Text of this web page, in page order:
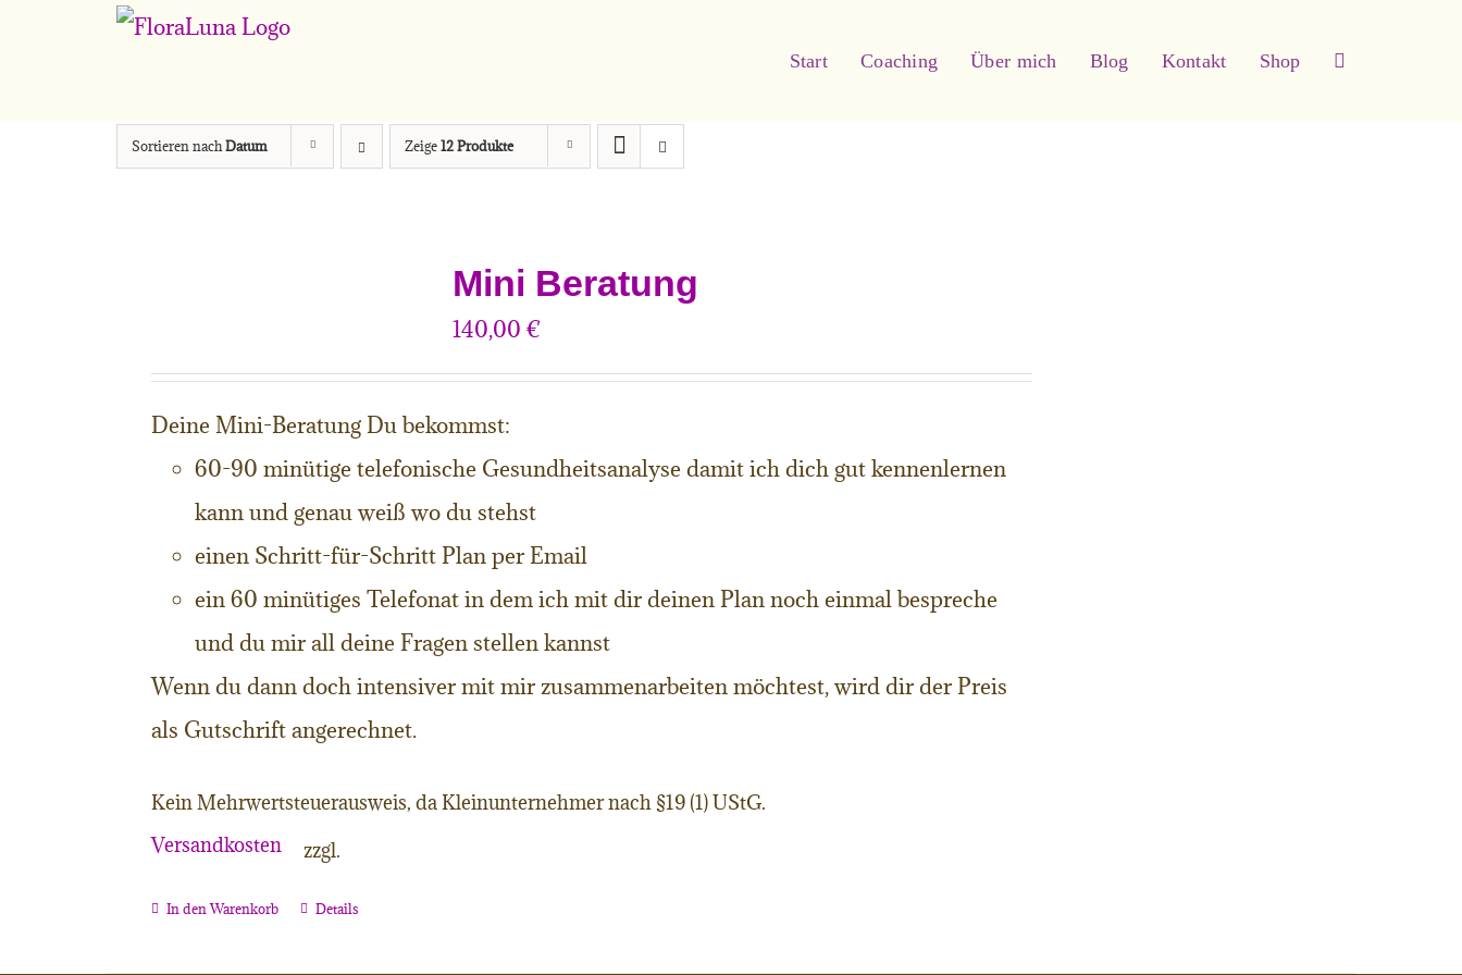
Start Coaching Über mich Blog Kontakt Shop
Sortieren nachDatum Zeige12 Produkte
Mini Beratung
140,00€
Deine Mini-Beratung Du bekommst:
60-90 minütige telefonische Gesundheitsanalyse damit ich dich gut kennenlernen
kann und genau weiß wo du stehst
einen Schritt-für-Schritt Plan per Email
ein 60 minütiges Telefonat in dem ich mit dir deinen Plan noch einmal bespreche
und du mir all deine Fragen stellen kannst
Wenn du dann doch intensiver mit mir zusammenarbeiten möchtest, wird dir der Preis
als Gutschrift angerechnet.
Kein Mehrwertsteuerausweis, da Kleinunternehmer nach §19 (1) UStG.
zzgl.
Versandkosten
In den Warenkorb Details